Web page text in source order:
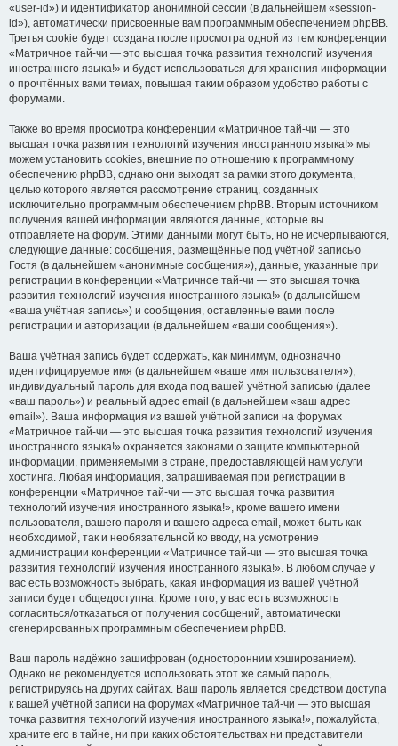
«user-id») и идентификатор анонимной сессии (в дальнейшем «session-
id»), автоматически присвоенные вам программным обеспечением phpBB.
Третья cookie будет создана после просмотра одной из тем конференции
«Матричное тай-чи — это высшая точка развития технологий изучения
иностранного языка!» и будет использоваться для хранения информации
о прочтённых вами темах, повышая таким образом удобство работы с
форумами.
Также во время просмотра конференции «Матричное тай-чи — это
высшая точка развития технологий изучения иностранного языка!» мы
можем установить cookies, внешние по отношению к программному
обеспечению phpBB, однако они выходят за рамки этого документа,
целью которого является рассмотрение страниц, созданных
исключительно программным обеспечением phpBB. Вторым источником
получения вашей информации являются данные, которые вы
отправляете на форум. Этими данными могут быть, но не исчерпываются,
следующие данные: сообщения, размещённые под учётной записью
Гостя (в дальнейшем «анонимные сообщения»), данные, указанные при
регистрации в конференции «Матричное тай-чи — это высшая точка
развития технологий изучения иностранного языка!» (в дальнейшем
«ваша учётная запись») и сообщения, оставленные вами после
регистрации и авторизации (в дальнейшем «ваши сообщения»).
Ваша учётная запись будет содержать, как минимум, однозначно
идентифицируемое имя (в дальнейшем «ваше имя пользователя»),
индивидуальный пароль для входа под вашей учётной записью (далее
«ваш пароль») и реальный адрес email (в дальнейшем «ваш адрес
email»). Ваша информация из вашей учётной записи на форумах
«Матричное тай-чи — это высшая точка развития технологий изучения
иностранного языка!» охраняется законами о защите компьютерной
информации, применяемыми в стране, предоставляющей нам услуги
хостинга. Любая информация, запрашиваемая при регистрации в
конференции «Матричное тай-чи — это высшая точка развития
технологий изучения иностранного языка!», кроме вашего имени
пользователя, вашего пароля и вашего адреса email, может быть как
необходимой, так и необязательной ко вводу, на усмотрение
администрации конференции «Матричное тай-чи — это высшая точка
развития технологий изучения иностранного языка!». В любом случае у
вас есть возможность выбрать, какая информация из вашей учётной
записи будет общедоступна. Кроме того, у вас есть возможность
согласиться/отказаться от получения сообщений, автоматически
сгенерированных программным обеспечением phpBB.
Ваш пароль надёжно зашифрован (односторонним хэшированием).
Однако не рекомендуется использовать этот же самый пароль,
регистрируясь на других сайтах. Ваш пароль является средством доступа
к вашей учётной записи на форумах «Матричное тай-чи — это высшая
точка развития технологий изучения иностранного языка!», пожалуйста,
храните его в тайне, ни при каких обстоятельствах ни представители